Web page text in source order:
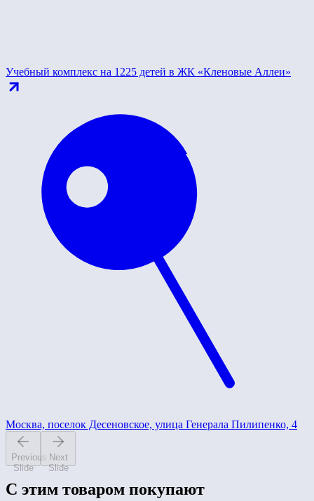
Учебный комплекс на 1225 детей в ЖК «Кленовые Аллеи»
Москва, поселок Десеновское, улица Генерала Пилипенко, 4
Previous
Slide
Next
Slide
С этим товаром покупают